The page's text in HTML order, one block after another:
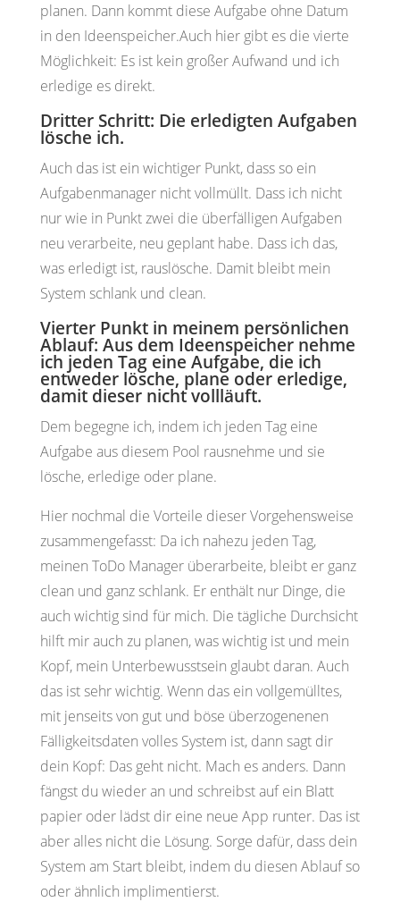
planen. Dann kommt diese Aufgabe ohne Datum
in den Ideenspeicher.Auch hier gibt es die vierte
Möglichkeit: Es ist kein großer Aufwand und ich
erledige es direkt.
Dritter Schritt: Die erledigten Aufgaben
lösche ich.
Auch das ist ein wichtiger Punkt, dass so ein
Aufgabenmanager nicht vollmüllt. Dass ich nicht
nur wie in Punkt zwei die überfälligen Aufgaben
neu verarbeite, neu geplant habe. Dass ich das,
was erledigt ist, rauslösche. Damit bleibt mein
System schlank und clean.
Vierter Punkt in meinem persönlichen
Ablauf: Aus dem Ideenspeicher nehme
ich jeden Tag eine Aufgabe, die ich
entweder lösche, plane oder erledige,
damit dieser nicht vollläuft.
Dem begegne ich, indem ich jeden Tag eine
Aufgabe aus diesem Pool rausnehme und sie
lösche, erledige oder plane.
Hier nochmal die Vorteile dieser Vorgehensweise
zusammengefasst: Da ich nahezu jeden Tag,
meinen ToDo Manager überarbeite, bleibt er ganz
clean und ganz schlank. Er enthält nur Dinge, die
auch wichtig sind für mich. Die tägliche Durchsicht
hilft mir auch zu planen, was wichtig ist und mein
Kopf, mein Unterbewusstsein glaubt daran. Auch
das ist sehr wichtig. Wenn das ein vollgemülltes,
mit jenseits von gut und böse überzogenenen
Fälligkeitsdaten volles System ist, dann sagt dir
dein Kopf: Das geht nicht. Mach es anders. Dann
fängst du wieder an und schreibst auf ein Blatt
papier oder lädst dir eine neue App runter. Das ist
aber alles nicht die Lösung. Sorge dafür, dass dein
System am Start bleibt, indem du diesen Ablauf so
oder ähnlich implimentierst.